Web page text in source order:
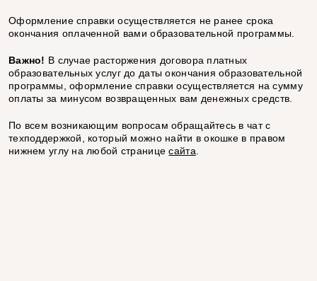
Оформление справки осуществляется не ранее срока
окончания оплаченной вами образовательной программы.
Важно! В случае расторжения договора платных
образовательных услуг до даты окончания образовательной
программы, оформление справки осуществляется на сумму
оплаты за минусом возвращенных вам денежных средств.
По всем возникающим вопросам обращайтесь в чат с
техподдержкой, который можно найти в окошке в правом
нижнем углу на любой страницесайта